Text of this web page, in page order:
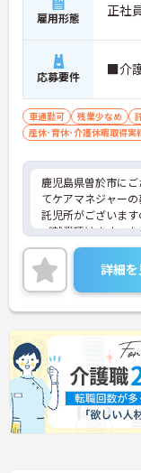
雇用形態 正社
応募要件 ■介
車通勤可 残業少なめ
産休･育休･介護休暇取得実
鹿児島県曽於市に
てケアマネジャーの
託児所がございま
ご就業頂けます。
わりの時間を大切
ご興味のある方は、
せください。
詳細